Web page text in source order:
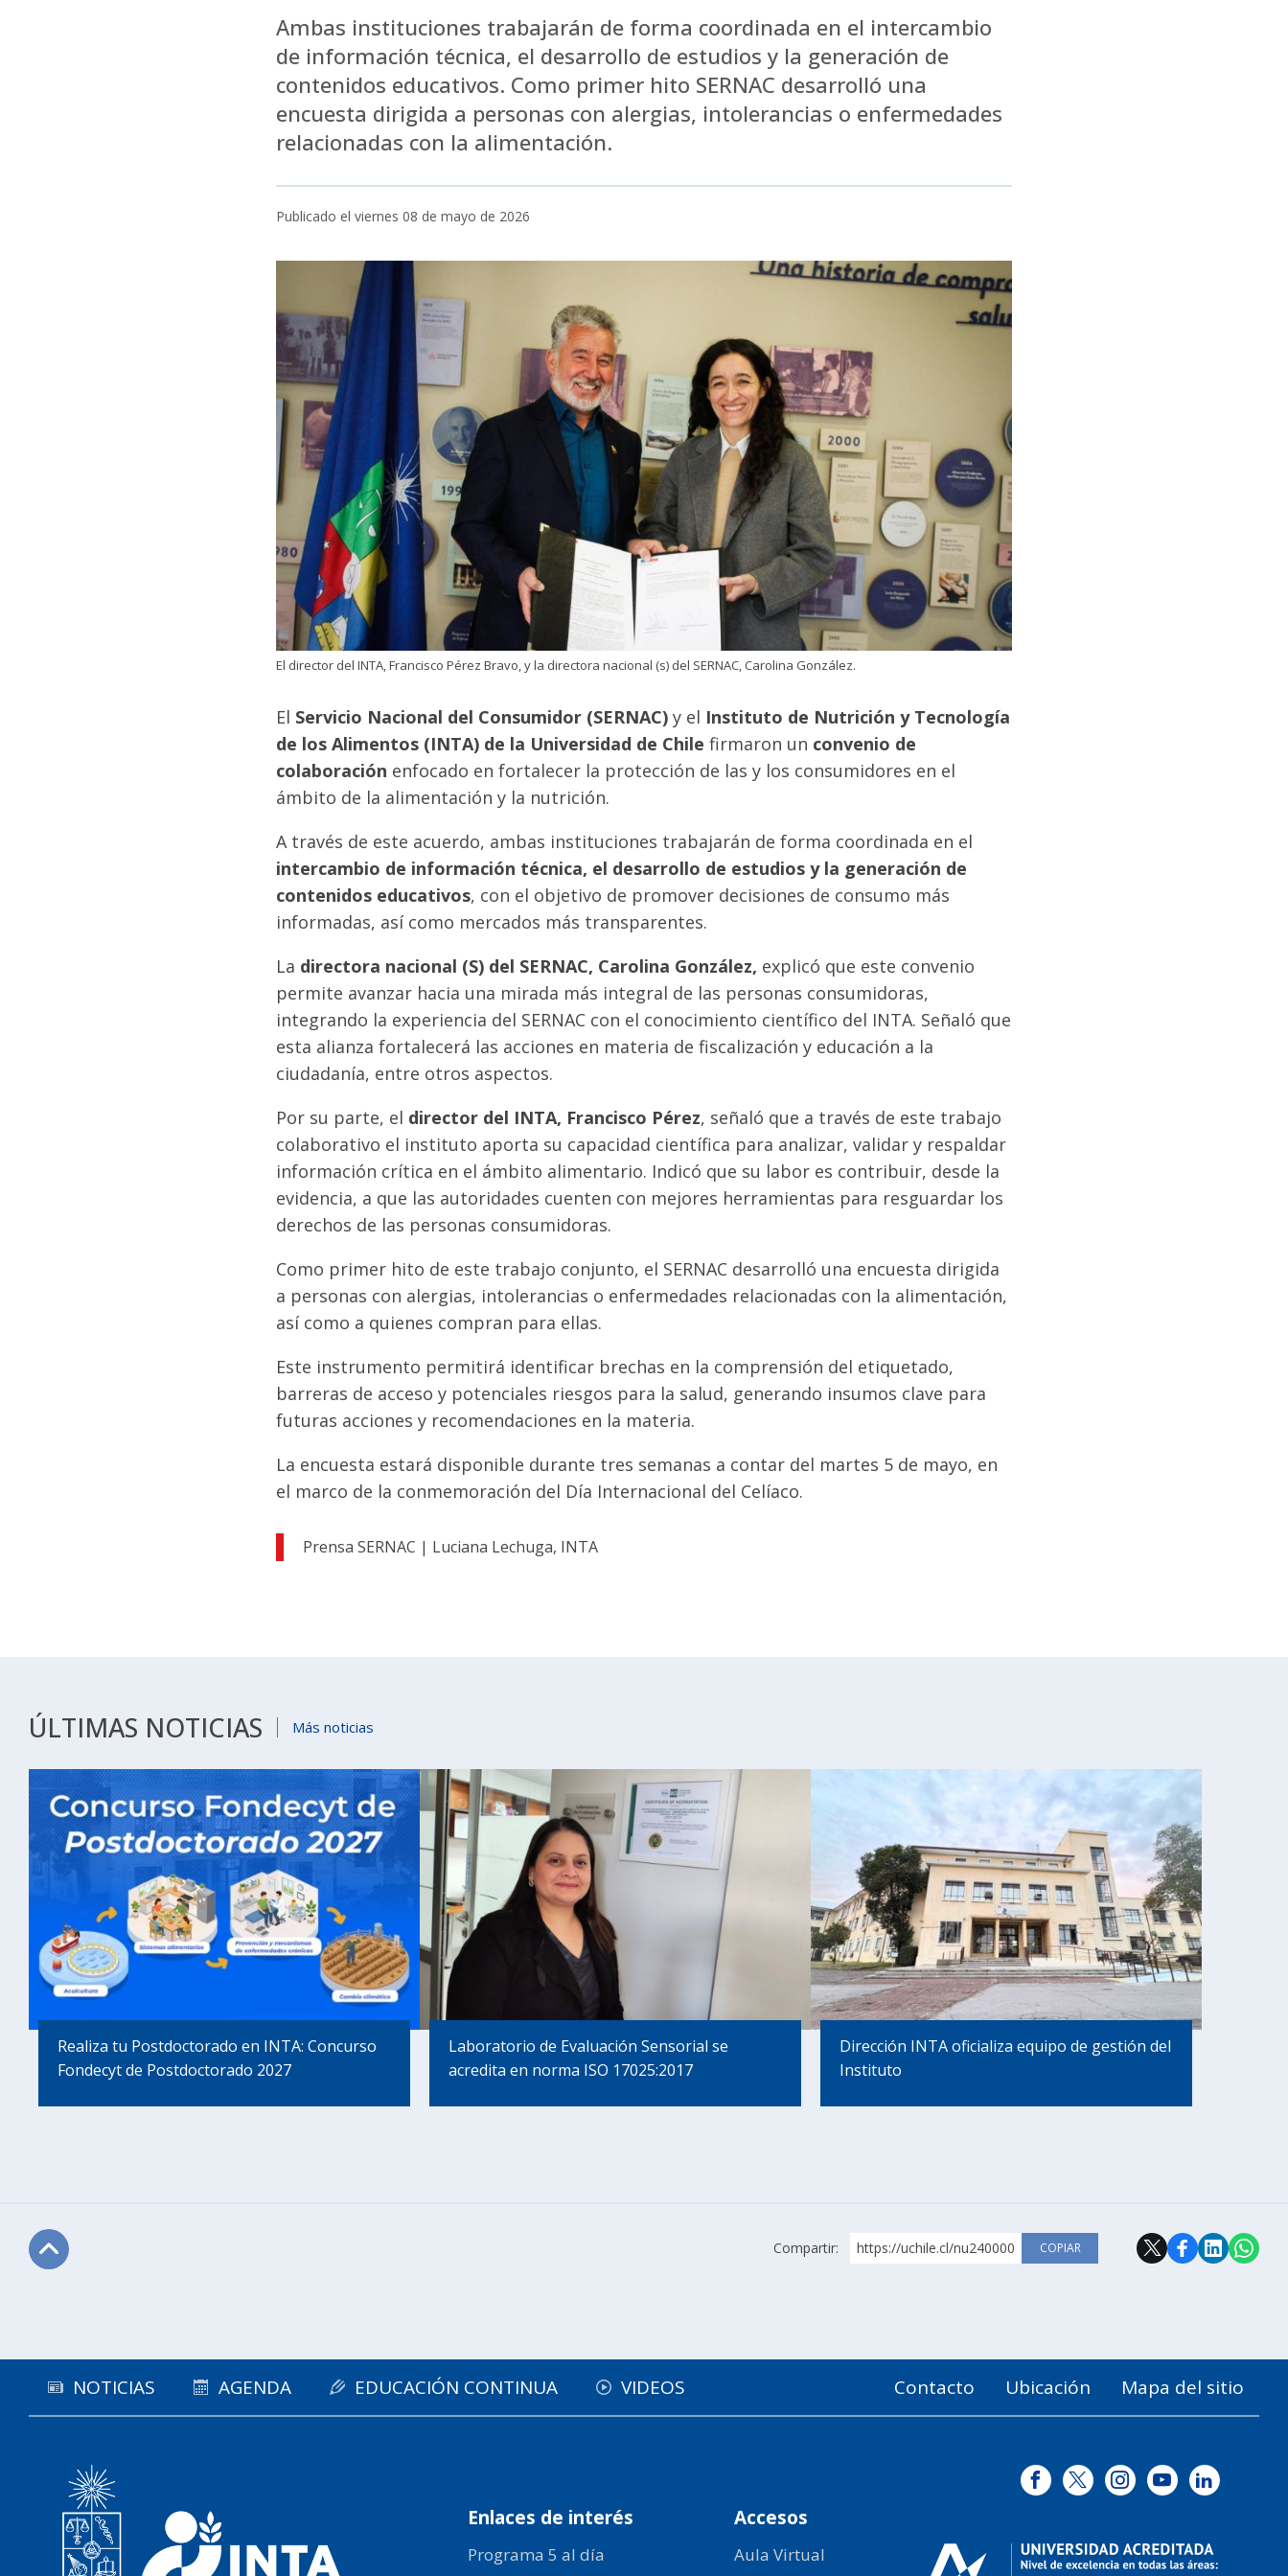
Ambas instituciones trabajarán de forma coordinada en el intercambio
de información técnica, el desarrollo de estudios y la generación de
contenidos educativos. Como primer hito SERNAC desarrolló una
encuesta dirigida a personas con alergias, intolerancias o enfermedades
relacionadas con la alimentación.
Publicado el viernes 08 de mayo de 2026
El director del INTA, Francisco Pérez Bravo, y la directora nacional (s) del SERNAC, Carolina González.
El Servicio Nacional del Consumidor (SERNAC) y el Instituto de Nutrición y Tecnología
de los Alimentos (INTA) de la Universidad de Chile firmaron un convenio de
colaboración enfocado en fortalecer la protección de las y los consumidores en el
ámbito de la alimentación y la nutrición.
A través de este acuerdo, ambas instituciones trabajarán de forma coordinada en el
intercambio de información técnica, el desarrollo de estudios y la generación de
contenidos educativos, con el objetivo de promover decisiones de consumo más
informadas, así como mercados más transparentes.
La directora nacional (S) del SERNAC, Carolina González, explicó que este convenio
permite avanzar hacia una mirada más integral de las personas consumidoras,
integrando la experiencia del SERNAC con el conocimiento científico del INTA. Señaló que
esta alianza fortalecerá las acciones en materia de fiscalización y educación a la
ciudadanía, entre otros aspectos.
Por su parte, el director del INTA, Francisco Pérez, señaló que a través de este trabajo
colaborativo el instituto aporta su capacidad científica para analizar, validar y respaldar
información crítica en el ámbito alimentario. Indicó que su labor es contribuir, desde la
evidencia, a que las autoridades cuenten con mejores herramientas para resguardar los
derechos de las personas consumidoras.
Como primer hito de este trabajo conjunto, el SERNAC desarrolló una encuesta dirigida
a personas con alergias, intolerancias o enfermedades relacionadas con la alimentación,
así como a quienes compran para ellas.
Este instrumento permitirá identificar brechas en la comprensión del etiquetado,
barreras de acceso y potenciales riesgos para la salud, generando insumos clave para
futuras acciones y recomendaciones en la materia.
La encuesta estará disponible durante tres semanas a contar del martes 5 de mayo, en
el marco de la conmemoración del Día Internacional del Celíaco.
Prensa SERNAC | Luciana Lechuga, INTA
ÚLTIMAS NOTICIAS Más noticias
Realiza tu Postdoctorado en INTA: Concurso
Fondecyt de Postdoctorado 2027
Laboratorio de Evaluación Sensorial se
acredita en norma ISO 17025:2017
Dirección INTA oficializa equipo de gestión del
Instituto
Compartir: https://uchile.cl/nu240000 COPIAR
NOTICIAS AGENDA EDUCACIÓN CONTINUA VIDEOS Contacto Ubicación Mapa del sitio
Enlaces de interés
Programa 5 al día
Accesos
Aula Virtual